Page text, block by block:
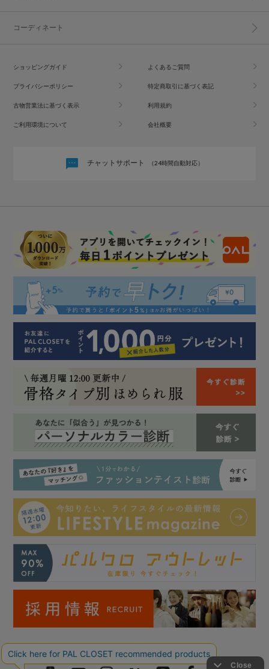
コーディネート
ショッピングガイド よくあるご質問
プライバシーポリシー 特定商取引に基づく表記
古物営業法に基づく表示 利用規約
ご利用環境について 会社概要
チャットサポート （24時間自動対応）